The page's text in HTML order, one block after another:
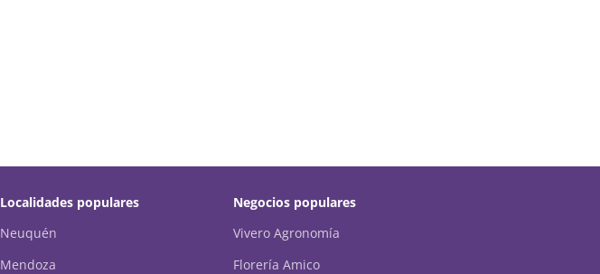
Localidades populares
Neuquén
Mendoza
Negocios populares
Vivero Agronomía
Florería Amico